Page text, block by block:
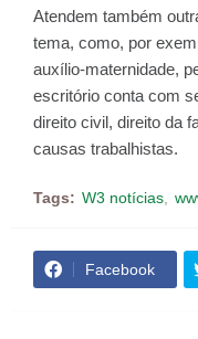
Atendem também
tema, como, por
auxílio-maternidade,
escritório conta com
direito civil, direito da
causas trabalhistas.
Tags: W3 notícias
Facebook